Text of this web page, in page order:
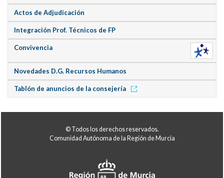
Actos de Adjudicación
Integración Prof. Técnicos de FP
Convivencia
Novedades D.G. Recursos Humanos
Tablón de anuncios de la consejería
© Todos los derechos reservados.
Comunidad Autónoma de la Región de Murcia